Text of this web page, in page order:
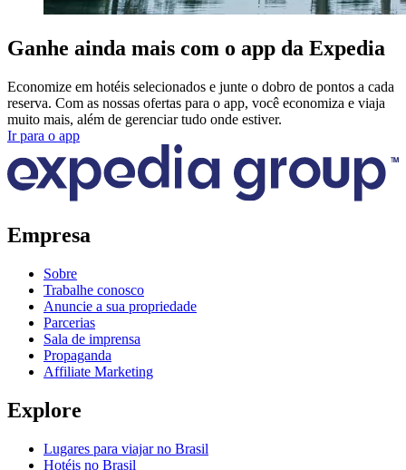
Ganhe ainda mais com o app da Expedia
Economize em hotéis selecionados e junte o dobro de pontos a cada
reserva. Com as nossas ofertas para o app, você economiza e viaja
muito mais, além de gerenciar tudo onde estiver.
Ir para o app
Empresa
Sobre
Trabalhe conosco
Anuncie a sua propriedade
Parcerias
Sala de imprensa
Propaganda
Affiliate Marketing
Explore
Lugares para viajar no Brasil
Hotéis no Brasil